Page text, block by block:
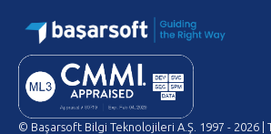
© Başarsoft Bilgi Teknolojileri A.Ş. 1997 - 2026 |